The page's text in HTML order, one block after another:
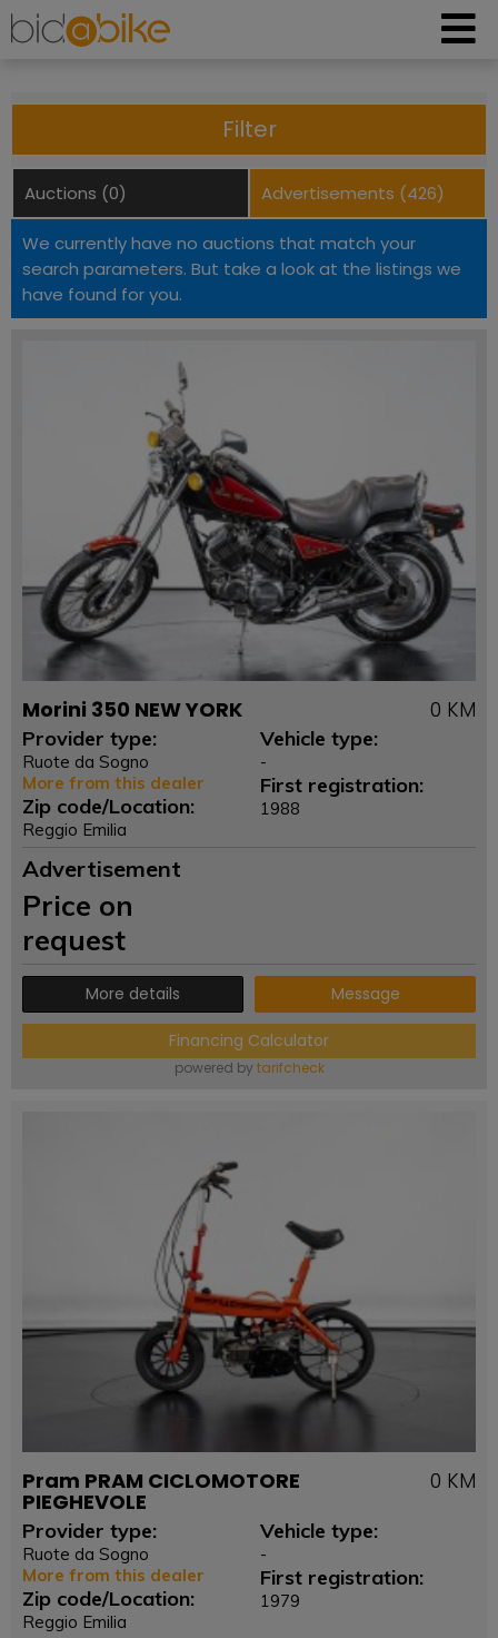
Filter
Auctions (0) Advertisements (426)
We currently have no auctions that match your
search parameters. But take a look at the listings we
have found for you.
Morini 350 NEW YORK 0 KM
Provider type:
Ruote da Sogno
More from this dealer
Zip code/Location:
Reggio Emilia
Vehicle type:
-
First registration:
1988
Advertisement
Price on
request
More details Message
Financing Calculator
powered by tarifcheck
Pram PRAM CICLOMOTORE
PIEGHEVOLE
0 KM
Provider type:
Ruote da Sogno
More from this dealer
Zip code/Location:
Reggio Emilia
Vehicle type:
-
First registration:
1979